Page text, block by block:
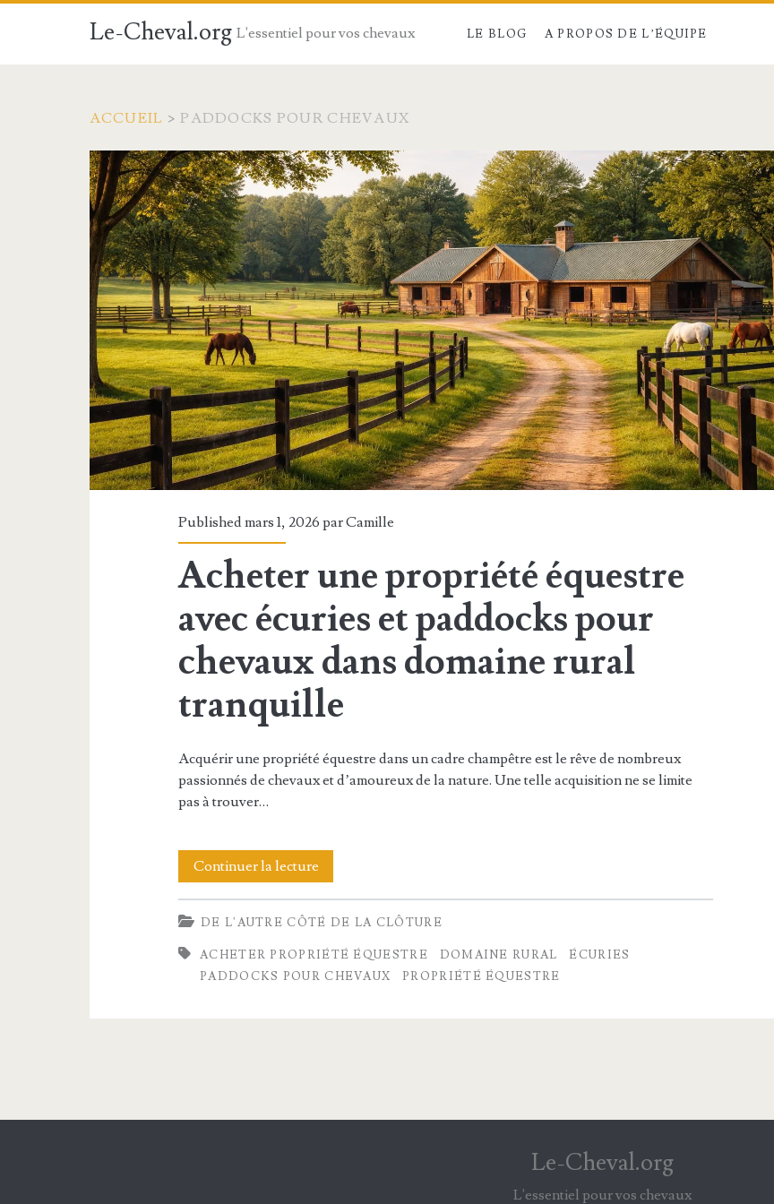
Le-Cheval.org L'essentiel pour vos chevaux LE BLOG A PROPOS DE L’ÉQUIPE
ACCUEIL >PADDOCKS POUR CHEVAUX
Étiquette :
<span>paddocks
pour
chevaux</span>
Published mars 1, 2026 parCamille
Acheter une propriété équestre
avec écuries et paddocks pour
chevaux dans domaine rural
tranquille
Acquérir une propriété équestre dans un cadre champêtre est le rêve de nombreux
passionnés de chevaux et d’amoureux de la nature. Une telle acquisition ne se limite
pas à trouver…
Continuer la lectureAcheter
une
propriété
équestre
pour
DE L'AUTRE CÔTÉ DE LA CLÔTURE
ACHETER PROPRIÉTÉ ÉQUESTRE DOMAINE RURAL
ÉCURIES
PADDOCKS POUR CHEVAUX
PROPRIÉTÉ ÉQUESTRE
Le-Cheval.org
L'essentiel pour vos chevaux